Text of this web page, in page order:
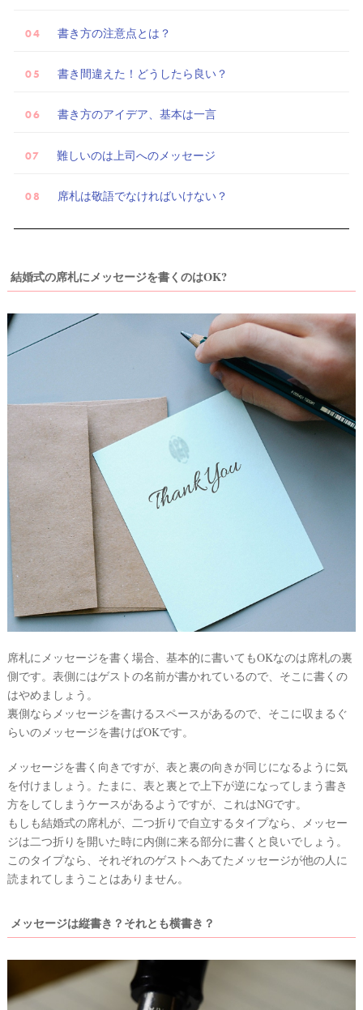
書き方の注意点とは？
書き間違えた！どうしたら良い？
書き方のアイデア、基本は一言
難しいのは上司へのメッセージ
席札は敬語でなければいけない？
結婚式の席札にメッセージを書くのはOK?
席札にメッセージを書く場合、基本的に書いてもOKなのは席札の裏
側です。表側にはゲストの名前が書かれているので、そこに書くの
はやめましょう。
裏側ならメッセージを書けるスペースがあるので、そこに収まるぐ
らいのメッセージを書けばOKです。
メッセージを書く向きですが、表と裏の向きが同じになるように気
を付けましょう。たまに、表と裏とで上下が逆になってしまう書き
方をしてしまうケースがあるようですが、これはNGです。
もしも結婚式の席札が、二つ折りで自立するタイプなら、メッセー
ジは二つ折りを開いた時に内側に来る部分に書くと良いでしょう。
このタイプなら、それぞれのゲストへあてたメッセージが他の人に
読まれてしまうことはありません。
メッセージは縦書き？それとも横書き？
試
ウ
ェ
デ
ィ
ン
フ
ォ
ト